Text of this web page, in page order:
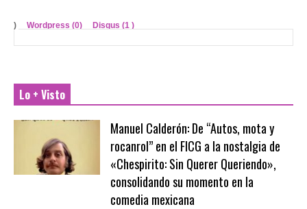
) Wordpress (0) Disqus (1 )
Lo + Visto
Manuel Calderón: De “Autos, mota y
rocanrol” en el FICG a la nostalgia de
«Chespirito: Sin Querer Queriendo»,
consolidando su momento en la
comedia mexicana